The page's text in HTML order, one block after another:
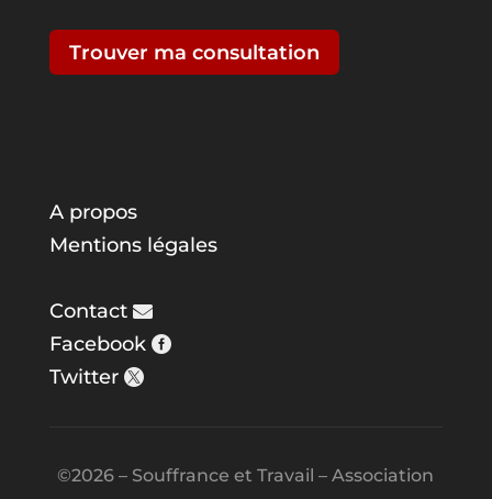
Trouver ma consultation
A propos
Mentions légales
Contact
Facebook
Twitter
©2026 – Souffrance et Travail – Association